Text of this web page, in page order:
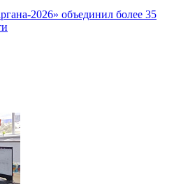
2026» объединил более 35